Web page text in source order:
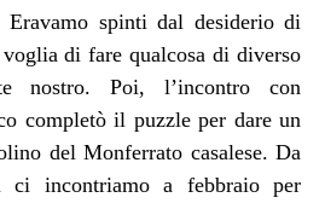
Eravamo spinti dal desiderio di
di fare qualcosa di diverso
nostro. Poi, l’incontro con
completò il puzzle per dare un
del Monferrato casalese. Da
incontriamo a febbraio per